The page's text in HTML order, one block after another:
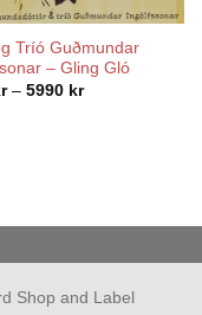
Tríó Guðmundar
– Gling Gló
– 5990 krPrice
Shop and Label